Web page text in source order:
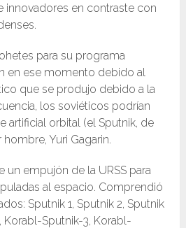
innovadores en contraste con
para su programa
en ese momento debido al
que se produjo debido a la
los soviéticos podrían
artificial orbital (el Sputnik, de
Yuri Gagarin.
un empujón de la URSS para
al espacio. Comprendió
Sputnik 1, Sputnik 2, Sputnik
Korabl-Sputnik-3, Korabl-